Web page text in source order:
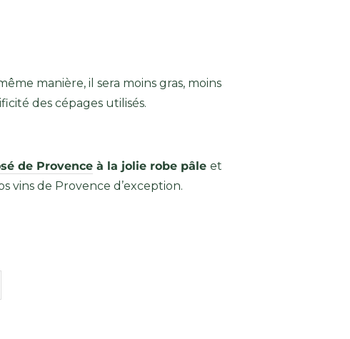
manière, il sera moins gras, moins
des cépages utilisés.
de Provence à la jolie robe pâle et
vins de Provence d’exception.